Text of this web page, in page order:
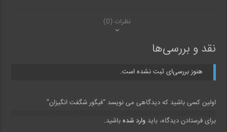
نظرات (0)
نقد و بررسی‌ها
هنوز بررسی‌ای ثبت نشده است.
اولین کسی باشید که دیدگاهی می نویسد “فیگور شگفت انگیزان”
برای فرستادن دیدگاه، بایدوارد شده باشید.